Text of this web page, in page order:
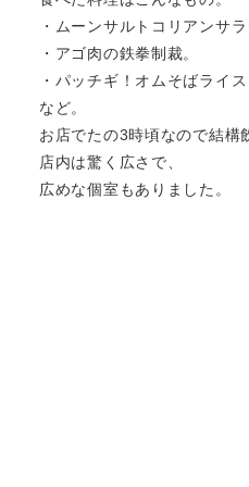
・ムーンサルトコリアンサ
・アゴ肉の鉄拳制裁。
・パッチギ！オムそばライス
など。
お店でたの3時頃なので結構
店内は驚く広さで、
広めな個室もありました。